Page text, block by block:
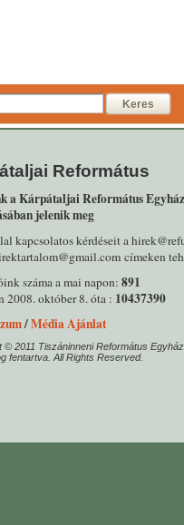
Keres
Református
a Kárpátaljai Református
jelenik meg
kapcsolatos kérdéseit a
címeken
száma a mai napon: 891
2008. október 8. óta : 10437390
/Média Ajánlat
© 2011 Tiszáninneni Református
fentartva. All Rights Reserved.